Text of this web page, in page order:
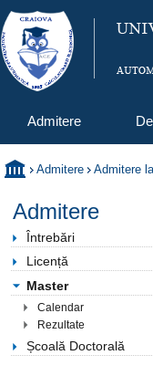
Admitere
Admitere Admitere
Admitere
Întrebări
Licență
Master
Calendar
Rezultate
Școală Doctorală